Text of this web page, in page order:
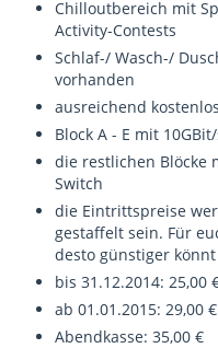
Chilloutbereich mit
Activity-Contests
Schlaf-/ Wasch-/
vorhanden
ausreichend
Block A - E mit
die restlichen Blöcke
Switch
die Eintrittspreise
gestaffelt sein. Für
desto günstiger
bis 31.12.2014: 25,00
ab 01.01.2015: 29,00 €
Abendkasse: 35,00 €